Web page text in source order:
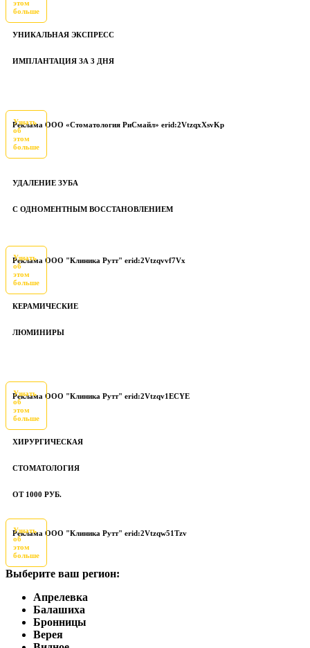
этом
больше
УНИКАЛЬНАЯ ЭКСПРЕСС
ИМПЛАНТАЦИЯ ЗА 3 ДНЯ
Реклама ООО «Стоматология РиСмайл» erid:2VtzqxXsvKp
Узнать
об
этом
больше
УДАЛЕНИЕ ЗУБА
С ОДНОМЕНТНЫМ ВОССТАНОВЛЕНИЕМ
Реклама ООО "Клиника Рутт" erid:2Vtzqvvf7Vx
Узнать
об
этом
больше
КЕРАМИЧЕСКИЕ
ЛЮМИНИРЫ
Реклама ООО "Клиника Рутт" erid:2Vtzqv1ECYE
Узнать
об
этом
больше
ХИРУРГИЧЕСКАЯ
СТОМАТОЛОГИЯ
ОТ 1000 РУБ.
Реклама ООО "Клиника Рутт" erid:2Vtzqw51Tzv
Узнать
об
этом
больше
Выберите ваш регион:
Апрелевка
Балашиха
Бронницы
Верея